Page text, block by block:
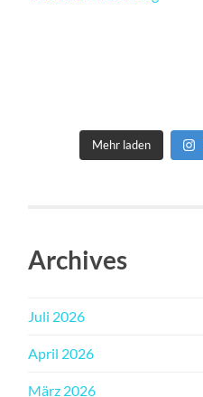
Mehr laden
Archives
Juli 2026
April 2026
März 2026